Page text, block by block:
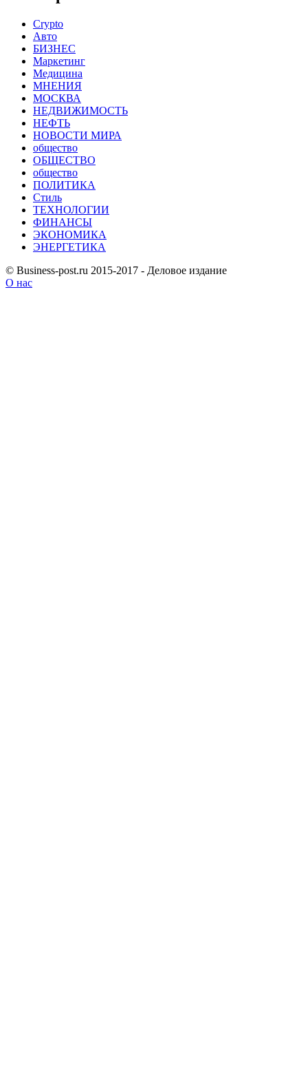
Crypto
Авто
БИЗНЕС
Маркетинг
Медицина
МНЕНИЯ
МОСКВА
НЕДВИЖИМОСТЬ
НЕФТЬ
НОВОСТИ МИРА
общество
ОБЩЕСТВО
общество
ПОЛИТИКА
Стиль
ТЕХНОЛОГИИ
ФИНАНСЫ
ЭКОНОМИКА
ЭНЕРГЕТИКА
© Business-post.ru 2015-2017 - Деловое издание
О нас